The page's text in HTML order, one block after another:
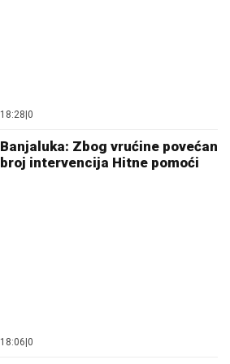
18:28 0
Banjaluka: Zbog vrućine povećan
broj intervencija Hitne pomoći
18:06 0